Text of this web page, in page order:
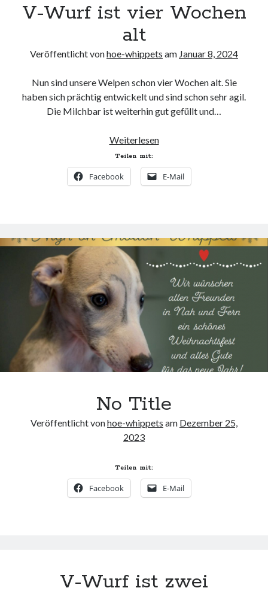
V-Wurf ist vier Wochen
alt
Veröffentlicht vonhoe-whippets am Januar 8, 2024
Nun sind unsere Welpen schon vier Wochen alt. Sie
haben sich prächtig entwickelt und sind schon sehr agil.
Die Milchbar ist weiterhin gut gefüllt und…
WeiterlesenV-
ist
vier
Teilen mit:
Facebook E-Mail
No Title
Veröffentlicht vonhoe-whippets am Dezember 25,
2023
Teilen mit:
Facebook E-Mail
V-Wurf ist zwei